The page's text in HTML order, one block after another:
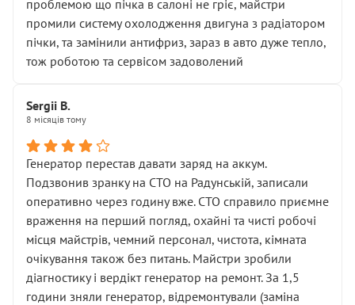
проблемою що пічка в салоні не гріє, майстри
промили систему охолодження двигуна з радіатором
пічки, та замінили антифриз, зараз в авто дуже тепло,
тож роботою та сервісом задоволений
Sergii B.
8 місяців тому
Генератор перестав давати заряд на аккум.
Подзвонив зранку на СТО на Радунській, записали
оперативно через годину вже. СТО справило приємне
враження на перший погляд, охайні та чисті робочі
місця майстрів, чемний персонал, чистота, кімната
очікування також без питань. Майстри зробили
діагностику і вердікт генератор на ремонт. За 1,5
години зняли генератор, відремонтували (заміна